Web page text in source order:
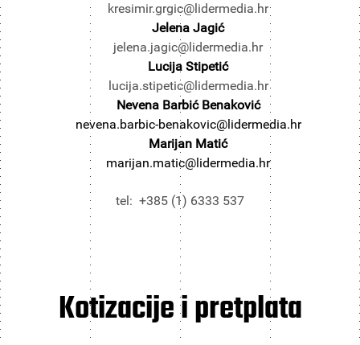
kresimir.grgic@lidermedia.hr
Jelena Jagić
jelena.jagic@lidermedia.hr
Lucija Stipetić
lucija.stipetic@lidermedia.hr
Nevena Barbić Benaković
nevena.barbic-benakovic@lidermedia.hr
Marijan Matić
marijan.matic@lidermedia.hr
tel: +385 (1) 6333 537
Kotizacije i pretplata